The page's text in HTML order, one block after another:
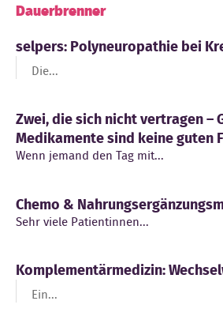
Dauerbrenner
selpers: Polyneuropathie bei
Die...
Zwei, die sich nicht vertragen –
Medikamente sind keine guten
Wenn jemand den Tag mit...
Chemo &
Sehr viele Patientinnen...
Komplementärmedizin:
Ein...